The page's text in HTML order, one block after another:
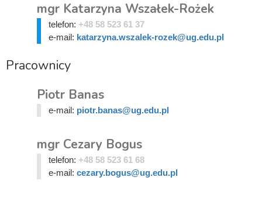
mgr Katarzyna Wszałek-Rożek
telefon: +48 58 523 61 37
e-mail: katarzyna.wszalek-rozek@ug.edu.pl
Pracownicy
Piotr Banas
e-mail: piotr.banas@ug.edu.pl
mgr Cezary Bogus
telefon: +48 58 523 61 68
e-mail: cezary.bogus@ug.edu.pl